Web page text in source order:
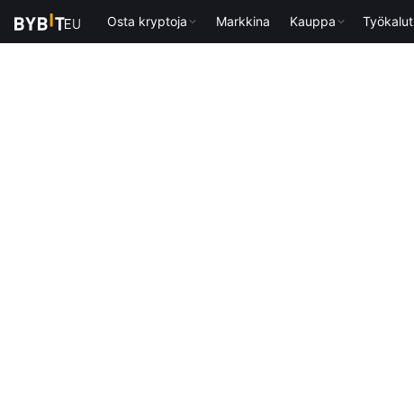
Osta kryptoja Markkina Kauppa Työkalut